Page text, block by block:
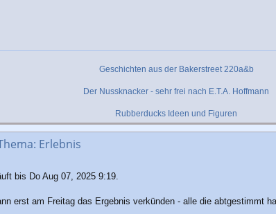
Geschichten aus der Bakerstreet 220a&b
Der Nussknacker - sehr frei nach E.T.A. Hoffmann
Rubberducks Ideen und Figuren
Erlebnis
bis Do Aug 07, 2025 9:19.
erst am Freitag das Ergebnis verkünden - alle die abtgestimmt